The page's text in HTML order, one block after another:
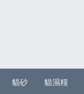
貓砂 貓濕糧